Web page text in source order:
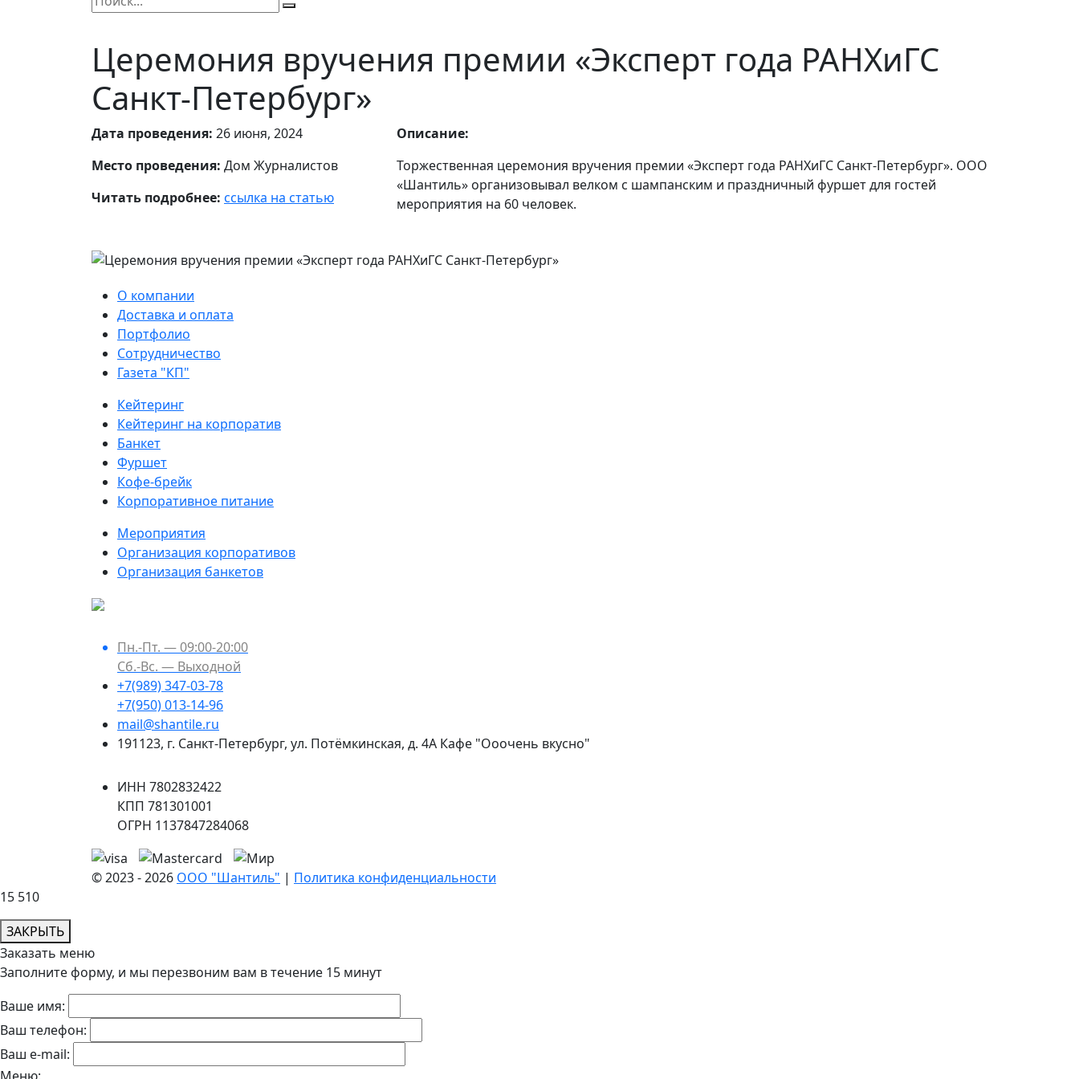
Церемония вручения премии «Эксперт года РАНХиГС
Санкт-Петербург»
Дата проведения: 26 июня, 2024
Место проведения: Дом Журналистов
Читать подробнее: ссылка на статью
Описание:
Торжественная церемония вручения премии «Эксперт года РАНХиГС Санкт-Петербург». ООО
«Шантиль» организовывал велком с шампанским и праздничный фуршет для гостей
мероприятия на 60 человек.
О компании
Доставка и оплата
Портфолио
Сотрудничество
Газета "КП"
Кейтеринг
Кейтеринг на корпоратив
Банкет
Фуршет
Кофе-брейк
Корпоративное питание
Мероприятия
Организация корпоративов
Организация банкетов
Пн.-Пт. — 09:00-20:00
Сб.-Вс. — Выходной
+7(989) 347-03-78
+7(950) 013-14-96
mail@shantile.ru
191123, г. Санкт-Петербург, ул. Потёмкинская, д. 4А Кафе "Ооочень вкусно"
ИНН 7802832422
КПП 781301001
ОГРН 1137847284068
© 2023 - 2026 ООО "Шантиль" | Политика конфиденциальности
15 510
ЗАКРЫТЬ
Заказать меню
Заполните форму, и мы перезвоним вам в течение 15 минут
Ваше имя:
Ваш телефон:
Ваш e-mail: